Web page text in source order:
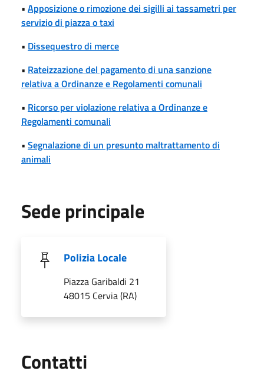
• Apposizione o rimozione dei sigilli ai tassametri per
servizio di piazza o taxi
• Dissequestro di merce
• Rateizzazione del pagamento di una sanzione
relativa a Ordinanze e Regolamenti comunali
• Ricorso per violazione relativa a Ordinanze e
Regolamenti comunali
• Segnalazione di un presunto maltrattamento di
animali
Sede principale
Polizia Locale
Piazza Garibaldi 21
48015 Cervia (RA)
Contatti